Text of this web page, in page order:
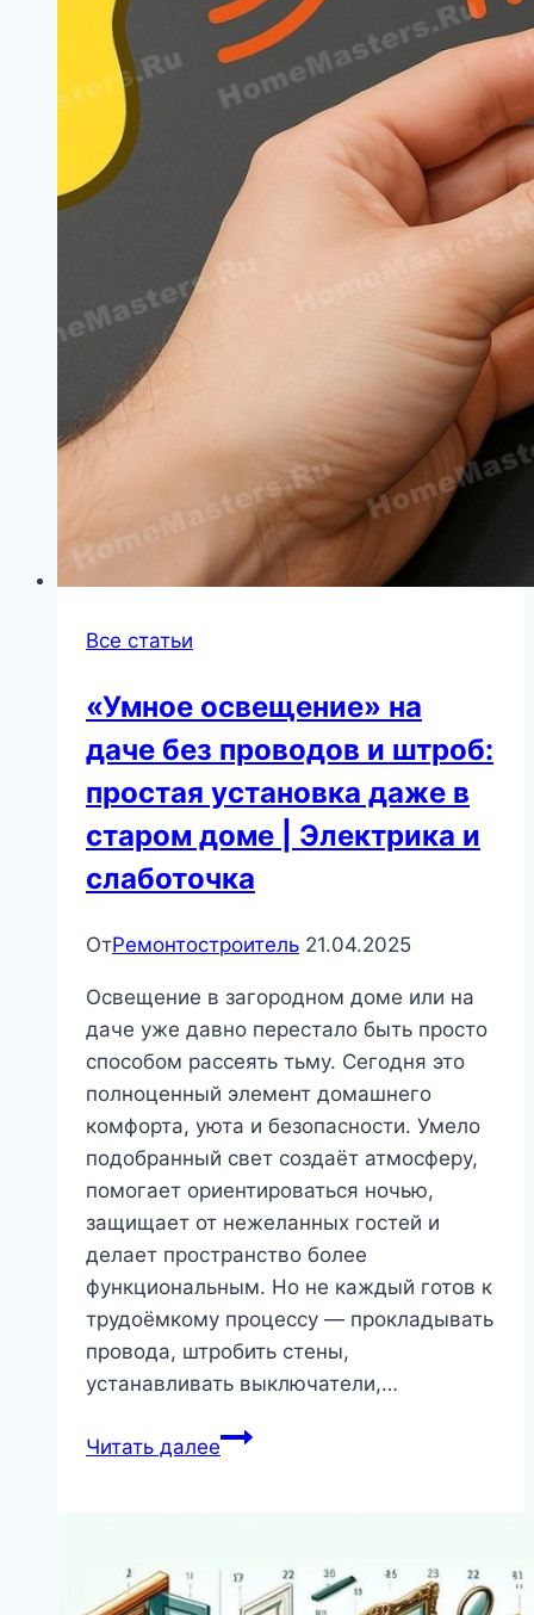
Все статьи
«Умное освещение» на
даче без проводов и штроб:
простая установка даже в
старом доме | Электрика и
слаботочка
ОтРемонтостроитель 21.04.2025
Освещение в загородном доме или на
даче уже давно перестало быть просто
способом рассеять тьму. Сегодня это
полноценный элемент домашнего
комфорта, уюта и безопасности. Умело
подобранный свет создаёт атмосферу,
помогает ориентироваться ночью,
защищает от нежеланных гостей и
делает пространство более
функциональным. Но не каждый готов к
трудоёмкому процессу — прокладывать
провода, штробить стены,
устанавливать выключатели,…
Читать далее«Умное
проводов